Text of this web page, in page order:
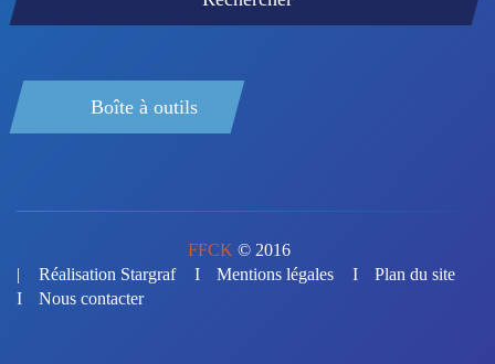
Boîte à outils
FFCK © 2016
Réalisation Stargraf
Mentions légales
Plan du site
Nous contacter